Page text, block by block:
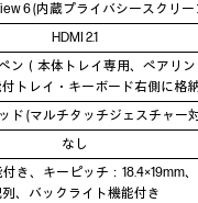
6 (内蔵プライバシースクリー
HDMI 2.1
ン（本体トレイ専用、ペアリン
トレイ・キーボード右側に格
ド (マルチタッチジェスチャー
なし
き、キーピッチ：18.4×19mm
、バックライト機能付き